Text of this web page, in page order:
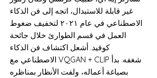
غير قابلة للاستبدال، اتجه إلى فن الذكاء
الاصطناعي في عام ٢٠٢١ لتخفيف ضغوط
العمل في قسم الطوارئ خلال جائحة
كوفيد. أشعل اكتشاف فن الذكاء
الاصطناعي مع VQGAN + CLIP شغفه. بدأ
بصياغة أعماله، ولفت الأنظار بمناظره